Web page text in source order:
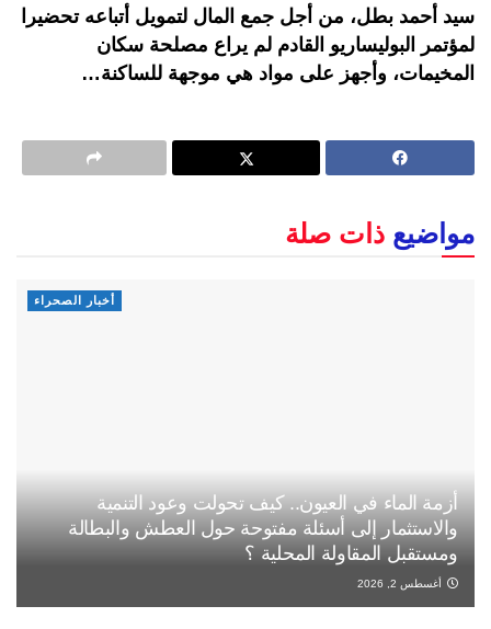
سيد أحمد بطل، من أجل جمع المال لتمويل أتباعه تحضيرا
لمؤتمر البوليساريو القادم لم يراع مصلحة سكان
المخيمات، وأجهز على مواد هي موجهة للساكنة…
مواضيع ذات صلة
أخبار الصحراء
أزمة الماء في العيون.. كيف تحولت وعود التنمية
والاستثمار إلى أسئلة مفتوحة حول العطش والبطالة
ومستقبل المقاولة المحلية ؟
أغسطس 2, 2026